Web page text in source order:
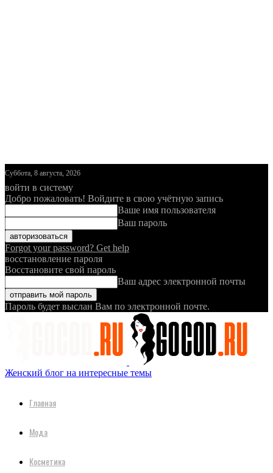
Суббота, 8 августа, 2026
войти в систему
Добро пожаловать! Войдите в свою учётную запись
Ваше имя пользователя
Ваш пароль
Forgot your password? Get help
восстановление пароля
Восстановите свой пароль
Ваш адрес электронной почты
Пароль будет выслан Вам по электронной почте.
Женский блог на интересные темы
Главная
Мода
Косметика